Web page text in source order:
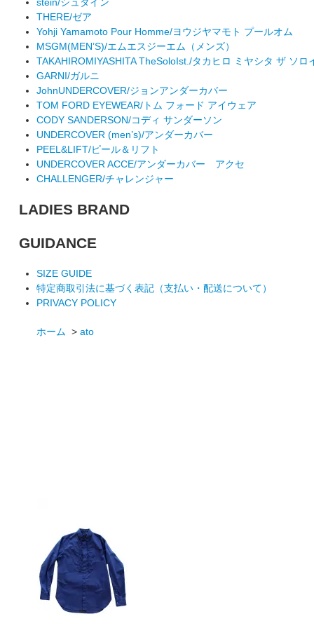
THERE/ゼア
Yohji Yamamoto Pour Homme/ヨウジヤマモト プールオム
MSGM(MEN’S)/エムエスジーエム（メンズ）
TAKAHIROMIYASHITA TheSoloIst./タカヒロ ミヤシタ ザ ソロ
GARNI/ガルニ
JohnUNDERCOVER/ジョンアンダーカバー
TOM FORD EYEWEAR/トム フォード アイウェア
CODY SANDERSON/コディ サンダーソン
UNDERCOVER (men’s)/アンダーカバー
PEEL&LIFT/ピール＆リフト
UNDERCOVER ACCE/アンダーカバー アクセ
CHALLENGER/チャレンジャー
LADIES BRAND
GUIDANCE
SIZE GUIDE
特定商取引法に基づく表記（支払い・配送について）
PRIVACY POLICY
ホーム > ato